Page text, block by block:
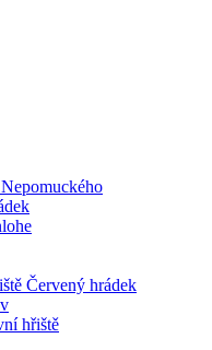
Červený hrádek
hřiště